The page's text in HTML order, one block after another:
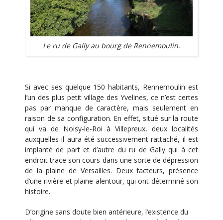
Le ru de Gally au bourg de Rennemoulin.
Si avec ses quelque 150 habitants, Rennemoulin est
l’un des plus petit village des Yvelines, ce n’est certes
pas par manque de caractère, mais seulement en
raison de sa configuration. En effet, situé sur la route
qui va de Noisy-le-Roi à Villepreux, deux localités
auxquelles il aura été successivement rattaché, il est
implanté de part et d’autre du ru de Gally qui à cet
endroit trace son cours dans une sorte de dépression
de la plaine de Versailles. Deux facteurs, présence
d’une rivière et plaine alentour, qui ont déterminé son
histoire.
D’origine sans doute bien antérieure, l’existence du